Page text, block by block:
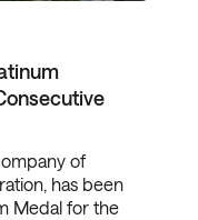
of
has been
Medal for the